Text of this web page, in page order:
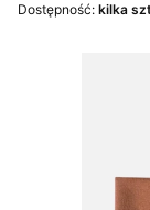
Dostępność: kilka